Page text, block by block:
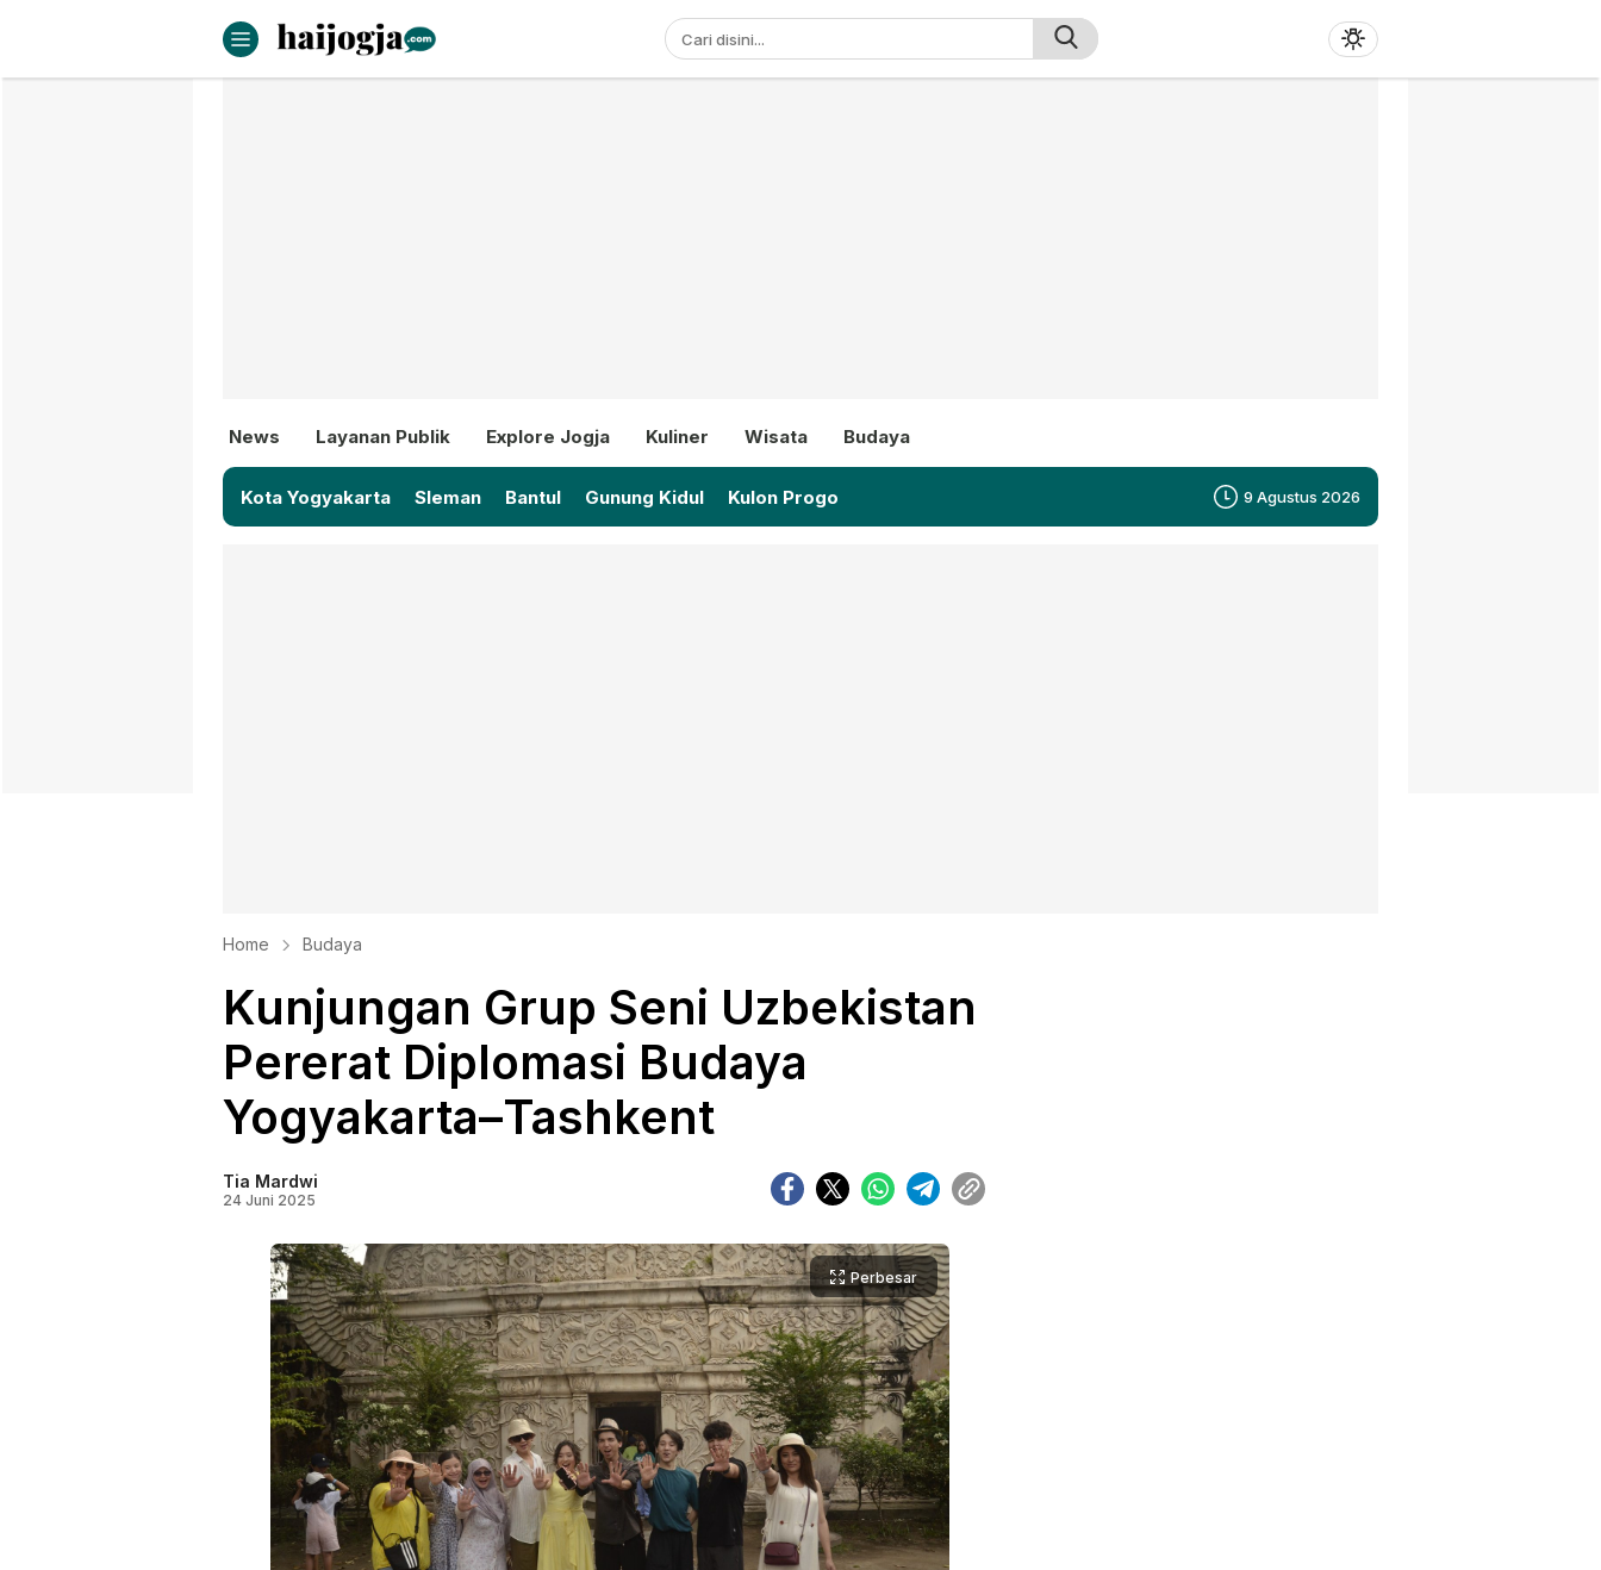
haijogja.com
Berita Jogja Terbaru dan Terkini
News Layanan Publik Explore Jogja Kuliner Wisata Budaya
Kota Yogyakarta Sleman Bantul Gunung Kidul Kulon Progo 9 Agustus 2026
Home Budaya
Kunjungan Grup Seni Uzbekistan
Pererat Diplomasi Budaya
Yogyakarta–Tashkent
Tia Mardwi
24 Juni 2025
Perbesar